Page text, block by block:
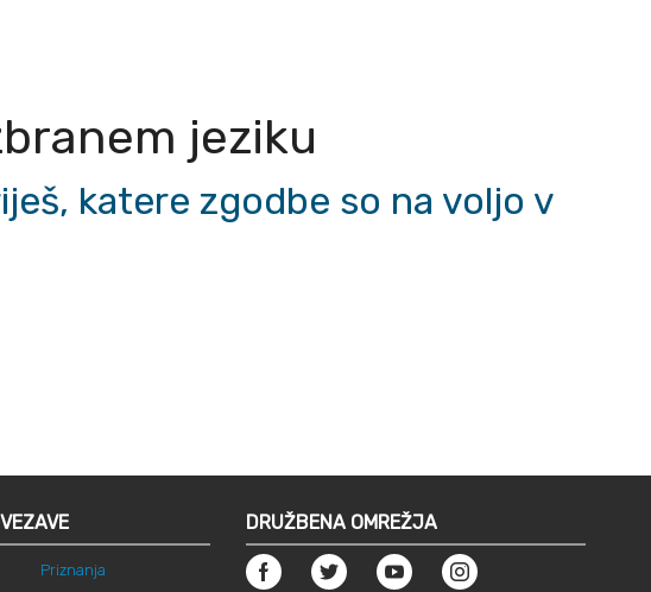
jeziku
katere zgodbe so na voljo v
Priznanja
DRUŽBENA OMREŽJA